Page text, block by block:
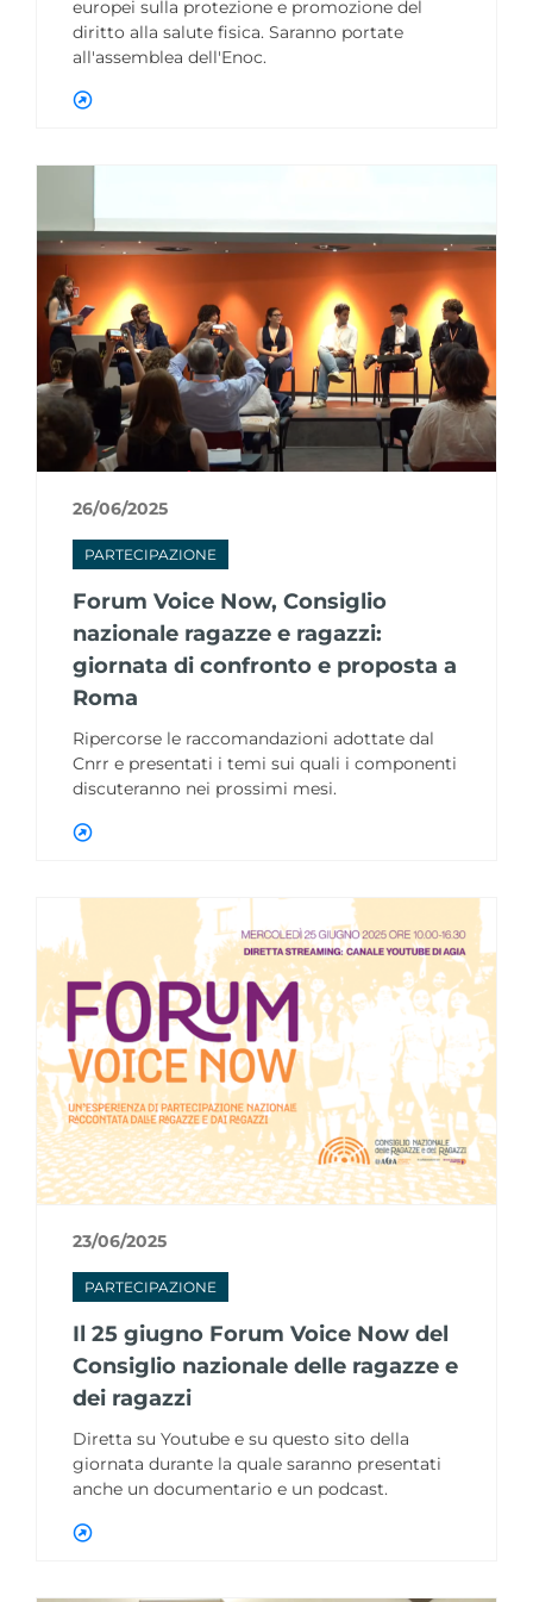
europei sulla protezione e promozione del
diritto alla salute fisica. Saranno portate
all'assemblea dell'Enoc.
26/06/2025
PARTECIPAZIONE
Forum Voice Now, Consiglio
nazionale ragazze e ragazzi:
giornata di confronto e proposta a
Roma
Ripercorse le raccomandazioni adottate dal
Cnrr e presentati i temi sui quali i componenti
discuteranno nei prossimi mesi.
23/06/2025
PARTECIPAZIONE
Il 25 giugno Forum Voice Now del
Consiglio nazionale delle ragazze e
dei ragazzi
Diretta su Youtube e su questo sito della
giornata durante la quale saranno presentati
anche un documentario e un podcast.